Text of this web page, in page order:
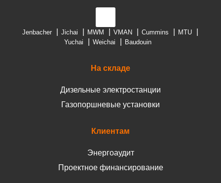
Jenbacher Jichai MWM VMAN Cummins
MTU
Yuchai
Weichai Baudouin
На складе
Дизельные электростанции
Газопоршневые установки
Клиентам
Энергоаудит
Проектное финансирование